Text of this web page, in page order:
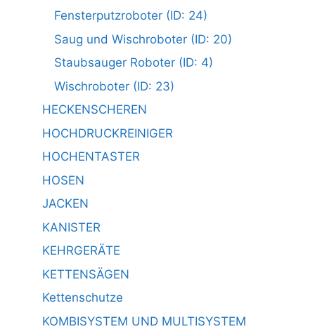
Fensterputzroboter (ID: 24)
Saug und Wischroboter (ID: 20)
Staubsauger Roboter (ID: 4)
Wischroboter (ID: 23)
HECKENSCHEREN
HOCHDRUCKREINIGER
HOCHENTASTER
HOSEN
JACKEN
KANISTER
KEHRGERÄTE
KETTENSÄGEN
Kettenschutze
KOMBISYSTEM UND MULTISYSTEM